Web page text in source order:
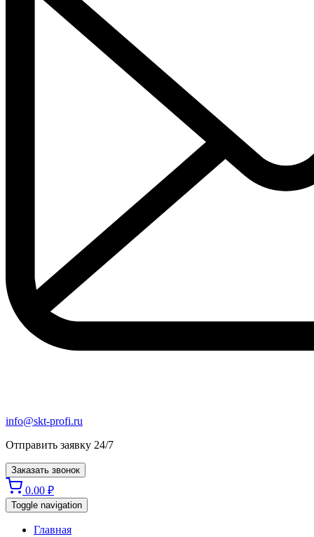
info@skt-profi.ru
Отправить заявку 24/7
Заказать звонок
0.00 ₽
Toggle navigation
Главная